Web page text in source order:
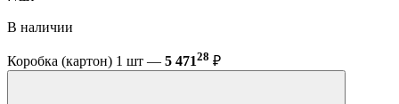
В наличии
Коробка (картон) 1 шт — 5 47128 ₽